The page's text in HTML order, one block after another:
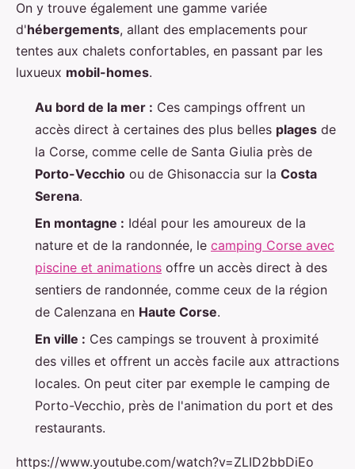
On y trouve également une gamme variée
d'hébergements, allant des emplacements pour
tentes aux chalets confortables, en passant par les
luxueux mobil-homes.
Au bord de la mer : Ces campings offrent un
accès direct à certaines des plus belles plages de
la Corse, comme celle de Santa Giulia près de
Porto-Vecchio ou de Ghisonaccia sur la Costa
Serena.
En montagne : Idéal pour les amoureux de la
nature et de la randonnée, le camping Corse avec
piscine et animations offre un accès direct à des
sentiers de randonnée, comme ceux de la région
de Calenzana en Haute Corse.
En ville : Ces campings se trouvent à proximité
des villes et offrent un accès facile aux attractions
locales. On peut citer par exemple le camping de
Porto-Vecchio, près de l'animation du port et des
restaurants.
https://www.youtube.com/watch?v=ZLID2bbDiEo